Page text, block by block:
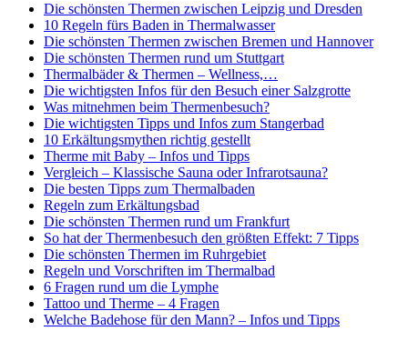
Die schönsten Thermen zwischen Leipzig und Dresden
10 Regeln fürs Baden in Thermalwasser
Die schönsten Thermen zwischen Bremen und Hannover
Die schönsten Thermen rund um Stuttgart
Thermalbäder & Thermen – Wellness,…
Die wichtigsten Infos für den Besuch einer Salzgrotte
Was mitnehmen beim Thermenbesuch?
Die wichtigsten Tipps und Infos zum Stangerbad
10 Erkältungsmythen richtig gestellt
Therme mit Baby – Infos und Tipps
Vergleich – Klassische Sauna oder Infrarotsauna?
Die besten Tipps zum Thermalbaden
Regeln zum Erkältungsbad
Die schönsten Thermen rund um Frankfurt
So hat der Thermenbesuch den größten Effekt: 7 Tipps
Die schönsten Thermen im Ruhrgebiet
Regeln und Vorschriften im Thermalbad
6 Fragen rund um die Lymphe
Tattoo und Therme – 4 Fragen
Welche Badehose für den Mann? – Infos und Tipps